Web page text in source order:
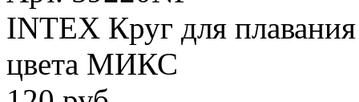
INTEX Круг для
цвета МИКС